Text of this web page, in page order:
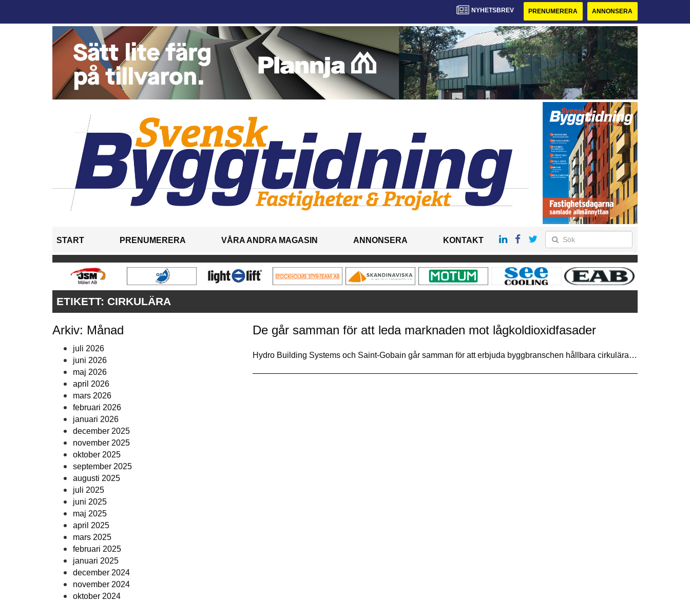
NYHETSBREV PRENUMERERA ANNONSERA
START PRENUMERERA VÅRA ANDRA MAGASIN ANNONSERA KONTAKT
ETIKETT: CIRKULÄRA
Arkiv: Månad
juli 2026
juni 2026
maj 2026
april 2026
mars 2026
februari 2026
januari 2026
december 2025
november 2025
oktober 2025
september 2025
augusti 2025
juli 2025
juni 2025
maj 2025
april 2025
mars 2025
februari 2025
januari 2025
december 2024
november 2024
oktober 2024
De går samman för att leda marknaden mot lågkoldioxidfasader
Hydro Building Systems och Saint-Gobain går samman för att erbjuda byggbranschen hållbara cirkulära…